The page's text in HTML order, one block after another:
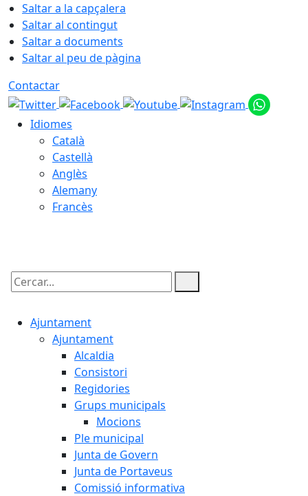
Saltar a la capçalera
Saltar al contingut
Saltar a documents
Saltar al peu de pàgina
Contactar
Idiomes
Català
Castellà
Anglès
Alemany
Francès
Cercar:
Ajuntament
Ajuntament
Alcaldia
Consistori
Regidories
Grups municipals
Mocions
Ple municipal
Junta de Govern
Junta de Portaveus
Comissió informativa